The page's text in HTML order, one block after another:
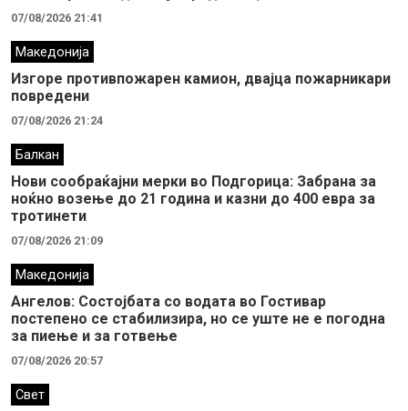
07/08/2026 21:41
Македонија
Изгоре противпожарен камион, двајца пожарникари
повредени
07/08/2026 21:24
Балкан
Нови сообраќајни мерки во Подгорица: Забрана за
ноќно возење до 21 година и казни до 400 евра за
тротинети
07/08/2026 21:09
Македонија
Ангелов: Состојбата со водата во Гостивар
постепено се стабилизира, но се уште не е погодна
за пиење и за готвење
07/08/2026 20:57
Свет